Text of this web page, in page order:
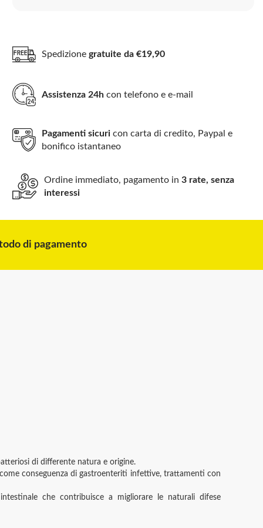
Spedizionegratuite da €19,90
Assistenza 24h con telefono e e-mail
Pagamenti sicuri con carta di credito, Paypal e
bonifico istantaneo
Ordine immediato, pagamento in3 rate, senza
interessi
di pagamento
di differente natura e origine.
conseguenza di gastroenteriti infettive, trattamenti con
che contribuisce a migliorare le naturali difese